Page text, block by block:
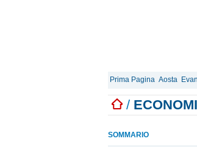
Prima Pagina Aosta
/
SOMMARIO